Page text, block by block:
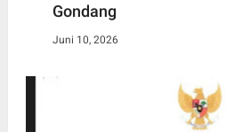
Gondang
Juni 10, 2026